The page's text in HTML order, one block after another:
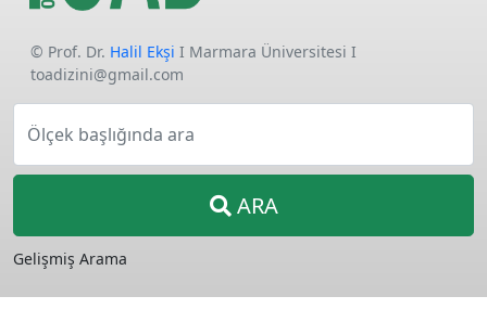
© Prof. Dr. Halil Ekşi I Marmara Üniversitesi I
toadizini@gmail.com
Ölçek başlığında ara
ARA
Gelişmiş Arama